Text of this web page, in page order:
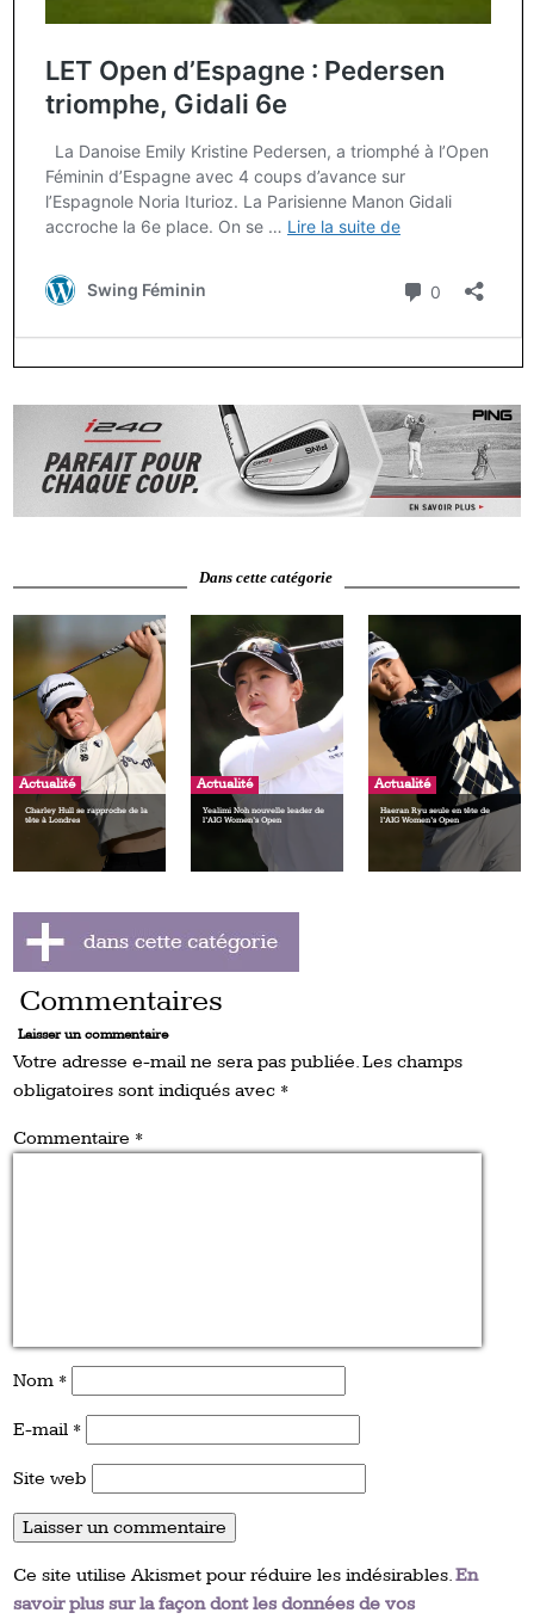
Dans cette catégorie
Actualité
Charley Hull se rapproche de la
tête à Londres
Actualité
Yealimi Noh nouvelle leader de
l’AIG Women’s Open
Actualité
Haeran Ryu seule en tête de
l’AIG Women’s Open
Commentaires
Laisser un commentaire
Votre adresse e-mail ne sera pas publiée.Les champs
obligatoires sont indiqués avec *
Commentaire *
Nom *
E-mail *
Site web
Ce site utilise Akismet pour réduire les indésirables.En
savoir plus sur la façon dont les données de vos